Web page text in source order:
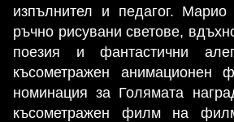
изпълнител и педагог.
ръчно рисувани светове,
поезия и фантастични
късометражен анимационен
номинация за Голямата
късометражен филм на